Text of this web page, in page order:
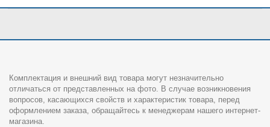
Комплектация и внешний вид товара могут незначительно
отличаться от представленных на фото. В случае возникновения
вопросов, касающихся свойств и характеристик товара, перед
оформлением заказа, обращайтесь к менеджерам нашего интернет-
магазина.